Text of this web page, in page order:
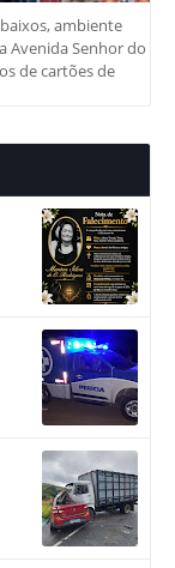
ambiente
Avenida Senhor do
de cartões de